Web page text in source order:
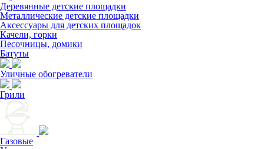
Деревянные детские площадки
Металлические детские площадки
Аксессуары для детских площадок
Качели, горки
Песочницы, домики
Батуты
Уличные обогреватели
Грили
Газовые